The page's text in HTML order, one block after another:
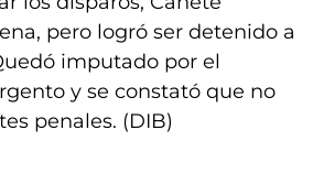
pero logró ser detenido a
imputado por el
y se constató que no
penales. (DIB)